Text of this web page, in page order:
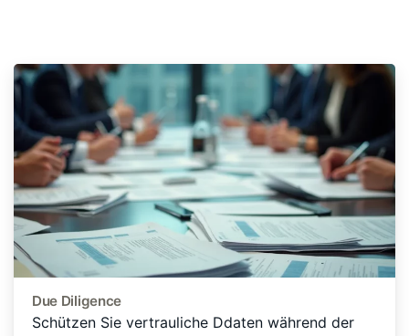
Due Diligence
Schützen Sie vertrauliche Ddaten während der